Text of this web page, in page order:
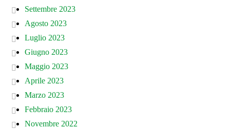
Settembre 2023
Agosto 2023
Luglio 2023
Giugno 2023
Maggio 2023
Aprile 2023
Marzo 2023
Febbraio 2023
Novembre 2022